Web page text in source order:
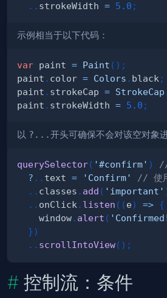
. . strokeWidth = 5.0 ;
示例相当于以下代码：
var paint = Paint ( ) ;
paint . color = Colors . black ;
paint . strokeCap = StrokeCap
paint . strokeWidth = 5.0 ;
以 ?...开头可确保不会对该空对象
querySelector( '#confirm' )
? . . text = 'Confirm'
// 使
. . classes . add ( 'important'
. . onClick . listen ( (e) => {
    window
. alert (
})
. . scrollIntoView( ) ;
控制流：条件